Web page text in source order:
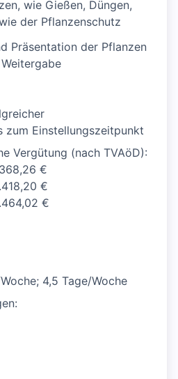
wie Gießen, Düngen,
der Pflanzenschutz
Präsentation der Pflanzen
zum Einstellungszeitpunkt
Vergütung (nach TVAöD):
€
€
€
4,5 Tage/Woche